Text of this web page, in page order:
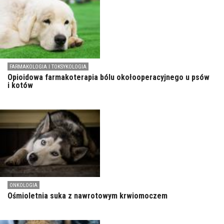
FARMAKOLOGIA I TOKSYKOLOGIA
Opioidowa farmakoterapia bólu okołooperacyjnego u psów
i kotów
ONKOLOGIA
Ośmioletnia suka z nawrotowym krwiomoczem